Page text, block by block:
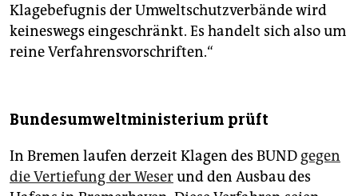
Klagebefugnis der Umweltschutzverbände wird
keineswegs eingeschränkt. Es handelt sich also um
reine Verfahrensvorschriften.“
Bundesumweltministerium prüft
In Bremen laufen derzeit Klagen des BUND gegen
die Vertiefung der Weserund den Ausbau des